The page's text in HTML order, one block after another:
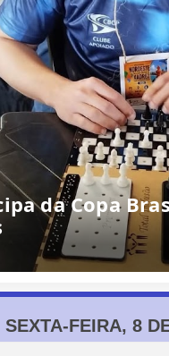
Simões
SEXTA-FEIRA, 8